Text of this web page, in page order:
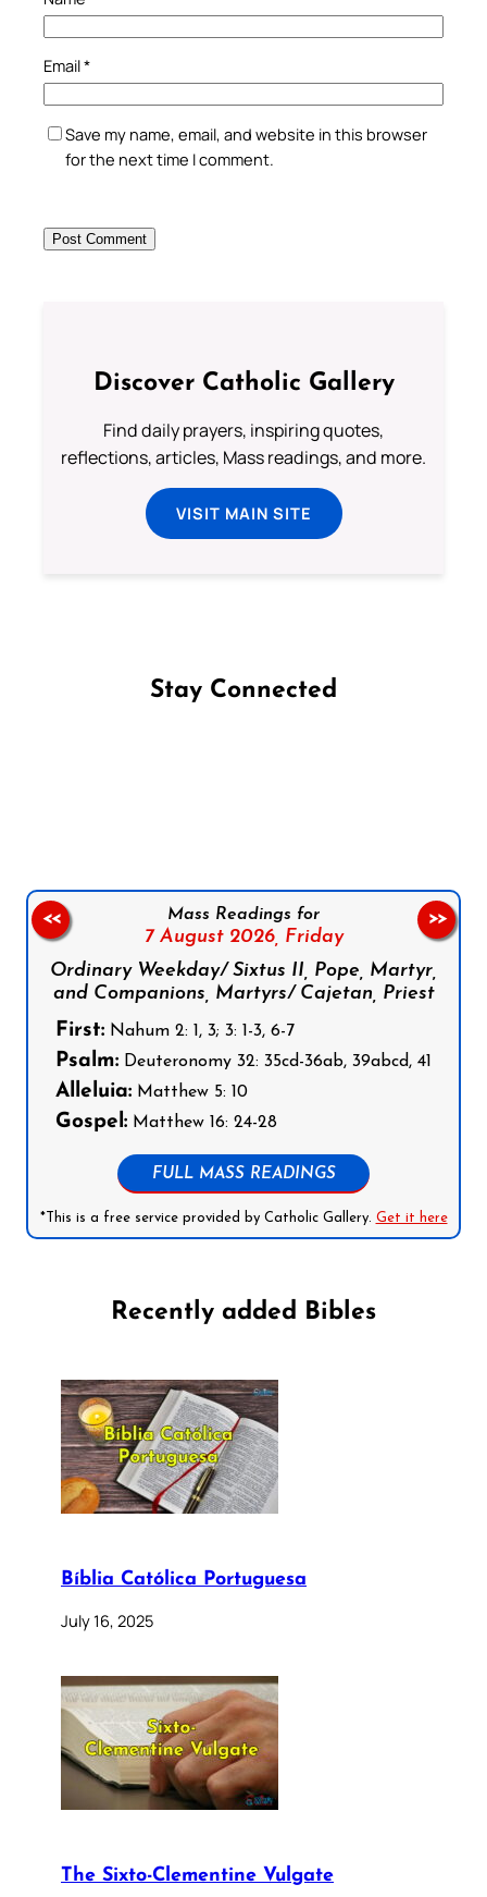
Email*
Save my name, email, and website in this browser
for the next time I comment.
Discover Catholic Gallery
Find daily prayers, inspiring quotes,
reflections, articles, Mass readings, and more.
VISIT MAIN SITE
Stay Connected
Mass Readings for
7 August 2026, Friday
Ordinary Weekday/ Sixtus II, Pope, Martyr,
and Companions, Martyrs/ Cajetan, Priest
First: Nahum 2: 1, 3; 3: 1-3, 6-7
Psalm: Deuteronomy 32: 35cd-36ab, 39abcd, 41
Alleluia: Matthew 5: 10
Gospel: Matthew 16: 24-28
FULL MASS READINGS
*This is a free service provided by Catholic Gallery. Get it here
<< >>
Recently added Bibles
Bíblia Católica Portuguesa
July 16, 2025
The Sixto-Clementine Vulgate